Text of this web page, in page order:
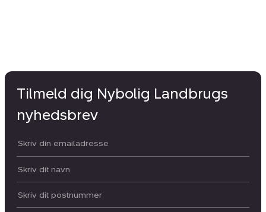
Tilmeld dig Nybolig Landbrugs
nyhedsbrev
Din email:
Dit navn:
Postnummer